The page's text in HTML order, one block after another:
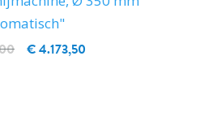
€ 4.173,50